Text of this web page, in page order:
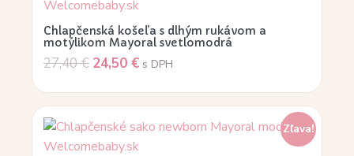
Chlapčenská košeľa s dlhým rukávom a
motýlikom Mayoral svetlomodrá
27,40€ 24,50 € s DPH
Zľava!